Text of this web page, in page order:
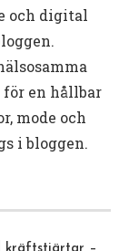
och digital
en hållbar
mode och
i bloggen.